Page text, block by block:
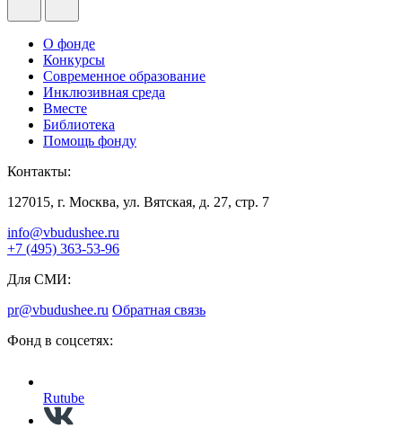
О фонде
Конкурсы
Современное образование
Инклюзивная среда
Вместе
Библиотека
Помощь фонду
Контакты:
127015, г. Москва, ул. Вятская, д. 27, стр. 7
info@vbudushee.ru
+7 (495) 363-53-96
Для СМИ:
pr@vbudushee.ru Обратная связь
Фонд в соцсетях:
Rutube